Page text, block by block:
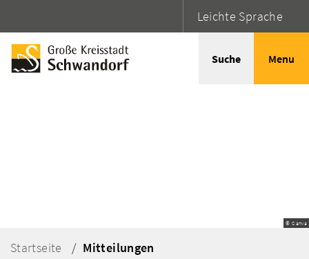
Leichte Sprache
Suche Menu
© Canva
Startseite Mitteilungen